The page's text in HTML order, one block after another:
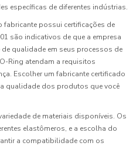
específicas de diferentes indústrias.
fabricante possui certificações de
são indicativos de que a empresa
qualidade em seus processos de
Ring atendam a requisitos
Escolher um fabricante certificado
qualidade dos produtos que você
de materiais disponíveis. Os
elastômeros, e a escolha do
a compatibilidade com os